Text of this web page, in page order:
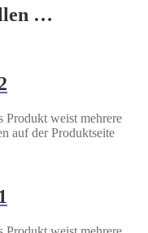
…
Produkt weist mehrere
auf der Produktseite